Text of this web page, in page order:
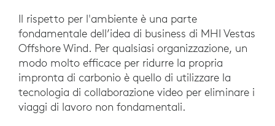
Il rispetto per l'ambiente è una parte
fondamentale dell’idea di business di MHI Vestas
Offshore Wind. Per qualsiasi organizzazione, un
modo molto efficace per ridurre la propria
impronta di carbonio è quello di utilizzare la
tecnologia di collaborazione video per eliminare i
viaggi di lavoro non fondamentali.